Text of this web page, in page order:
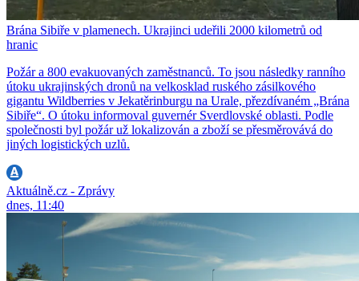
Brána Sibiře v plamenech. Ukrajinci udeřili 2000 kilometrů od
hranic
Požár a 800 evakuovaných zaměstnanců. To jsou následky ranního
útoku ukrajinských dronů na velkosklad ruského zásilkového
gigantu Wildberries v Jekatěrinburgu na Urale, přezdívaném „Brána
Sibiře“. O útoku informoval guvernér Sverdlovské oblasti. Podle
společnosti byl požár už lokalizován a zboží se přesměrovává do
jiných logistických uzlů.
Aktuálně.cz - Zprávy
dnes, 11:40